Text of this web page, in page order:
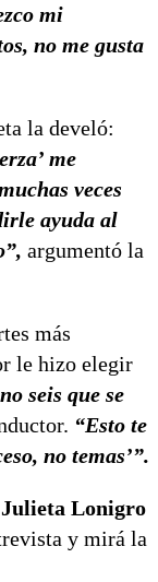
mi
no me gusta
la develó:
me
veces
ayuda al
argumentó la
más
le hizo elegir
seis que se
“Esto te
no temas’”.
Julieta Lonigro
y mirá la